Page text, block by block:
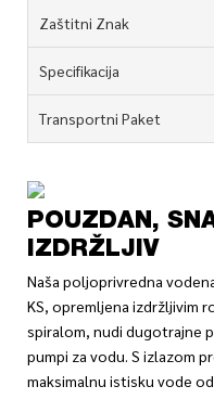
Zaštitni Znak
Specifikacija
Transportni Paket
POUZDAN,
IZDRŽLJIV
Naša poljoprivredna
KS, opremljena izdržljivim
spiralom, nudi dugotrajne
pumpi za vodu. S izlazom
maksimalnu istisku vode